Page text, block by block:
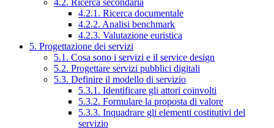
4.2.1. Ricerca documentale
4.2.2. Analisi benchmark
4.2.3. Valutazione euristica
5. Progettazione dei servizi
5.1. Cosa sono i servizi e il service design
5.2. Progettare servizi pubblici digitali
5.3. Definire il modello di servizio
5.3.1. Identificare gli attori coinvolti
5.3.2. Formulare la proposta di valore
5.3.3. Inquadrare gli elementi costitutivi del
servizio